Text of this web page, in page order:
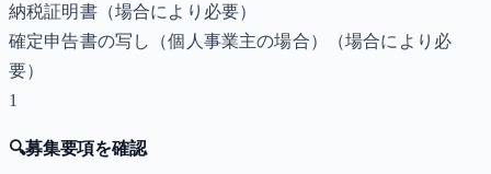
納税証明書（場合により必要）
確定申告書の写し（個人事業主の場合）
（場合により必
要）
1
🔍募集要項を確認